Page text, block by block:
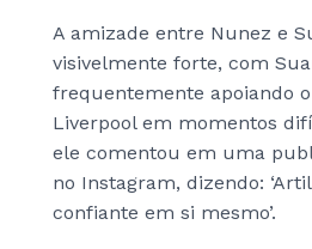
A amizade entre Nunez e
visivelmente forte, com
frequentemente apoiando
Liverpool em momentos
ele comentou em uma
no Instagram, dizendo:
confiante em si mesmo’.